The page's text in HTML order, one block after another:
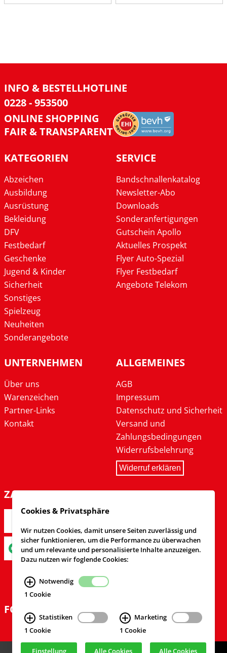
INFO & BESTELLHOTLINE
0228 - 953500
ONLINE SHOPPING
FAIR & TRANSPARENT
KATEGORIEN
Abzeichen
Ausbildung
Ausrüstung
Bekleidung
DFV
Festbedarf
Geschenke
Jugend & Kinder
Sicherheit
Sonstiges
Spielzeug
Neuheiten
Sonderangebote
SERVICE
Bandschnallenkatalog
Newsletter-Abo
Downloads
Sonderanfertigungen
Gutschein Apollo
Aktuelles Prospekt
Flyer Auto-Spezial
Flyer Festbedarf
Angebote Telekom
UNTERNEHMEN
Über uns
Warenzeichen
Partner-Links
Kontakt
ALLGEMEINES
AGB
Impressum
Datenschutz und Sicherheit
Versand und
Zahlungsbedingungen
Widerrufsbelehrung
Widerruf erklären
ZAHLARTEN
FOLGEN SIE UNS
Cookies & Privatsphäre
Wir nutzen Cookies, damit unsere Seiten zuverlässig und
sicher funktionieren, um die Performance zu überwachen
und um relevante und personalisierte Inhalte anzuzeigen.
Dazu nutzen wir foglende Cookies:
Notwendig
1 Cookie
Statistiken
1 Cookie
Marketing
1 Cookie
Einstellung Alle Cookies Alle Cookies